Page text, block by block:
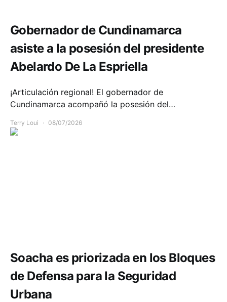
Gobernador de Cundinamarca
asiste a la posesión del presidente
Abelardo De La Espriella
¡Articulación regional! El gobernador de
Cundinamarca acompañó la posesión del…
Terry Loui 08/07/2026
Soacha es priorizada en los Bloques
de Defensa para la Seguridad
Urbana